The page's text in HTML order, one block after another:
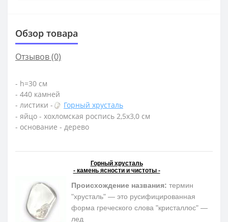
Обзор товара
Отзывов (0)
- h=30 см
- 440 камней
- листики -
Горный хрусталь
- яйцо - хохломская роспись 2,5х3,0 см
- основание - дерево
Горный хрусталь
- камень ясности и чистоты -
Происхождение названия: термин
"хрусталь" — это русифицированная
форма греческого слова "кристаллос" —
лед